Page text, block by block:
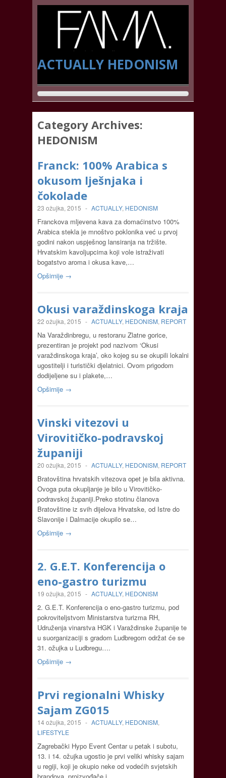
ACTUALLY HEDONISM
Category Archives:
HEDONISM
Franck: 100% Arabica s
okusom lješnjaka i
čokolade
23 ožujka, 2015 - ACTUALLY, HEDONISM
Franckova mljevena kava za domaćinstvo 100%
Arabica stekla je mnoštvo poklonika već u prvoj
godini nakon uspješnog lansiranja na tržište.
Hrvatskim kavoljupcima koji vole istraživati
bogatstvo aroma i okusa kave,…
Opširnije →
Okusi varaždinskoga kraja
22 ožujka, 2015 - ACTUALLY, HEDONISM, REPORT
Na Varaždinbregu, u restoranu Zlatne gorice,
prezentiran je projekt pod nazivom ‘Okusi
varaždinskoga kraja’, oko kojeg su se okupili lokalni
ugostitelji i turistički djelatnici. Ovom prigodom
dodijeljene su i plakete,…
Opširnije →
Vinski vitezovi u
Virovitičko-podravskoj
županiji
20 ožujka, 2015 - ACTUALLY, HEDONISM, REPORT
Bratovština hrvatskih vitezova opet je bila aktivna.
Ovoga puta okupljanje je bilo u Virovitičko-
podravskoj županiji.Preko stotinu članova
Bratovštine iz svih dijelova Hrvatske, od Istre do
Slavonije i Dalmacije okupilo se…
Opširnije →
2. G.E.T. Konferencija o
eno-gastro turizmu
19 ožujka, 2015 - ACTUALLY, HEDONISM
2. G.E.T. Konferencija o eno-gastro turizmu, pod
pokroviteljstvom Ministarstva turizma RH,
Udruženja vinarstva HGK i Varaždinske županije te
u suorganizaciji s gradom Ludbregom održat će se
31. ožujka u Ludbregu….
Opširnije →
Prvi regionalni Whisky
Sajam ZG015
14 ožujka, 2015 - ACTUALLY, HEDONISM,
LIFESTYLE
Zagrebački Hypo Event Centar u petak i subotu,
13. i 14. ožujka ugostio je prvi veliki whisky sajam
u regiji, koji je okupio neke od vodećih svjetskih